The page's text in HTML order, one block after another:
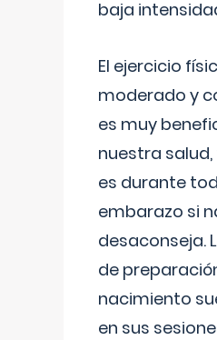
baja
El ejercicio
moderado y
es muy
nuestra
es durante
embarazo si
desaconseja.
de
nacimiento
en sus